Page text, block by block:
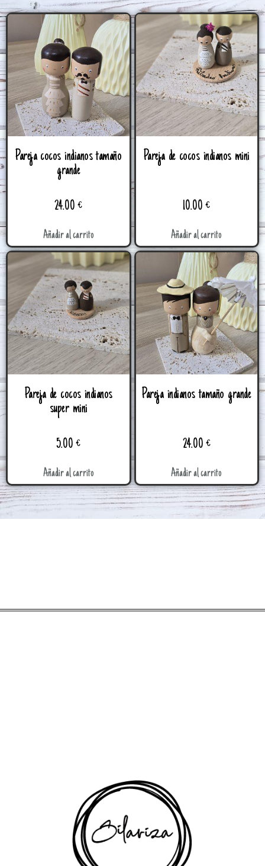
Pareja cocos indianos tamaño
grande
24.00€
Añadir al carrito
Pareja de cocos indianos mini
10.00€
Añadir al carrito
Pareja de cocos indianos
super mini
5.00€
Añadir al carrito
Pareja indianos tamaño grande
24.00 €
Añadir al carrito